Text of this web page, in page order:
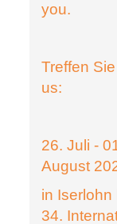
you.
Treffen
us:
26. Juli -
August
in Iserlohn
34.